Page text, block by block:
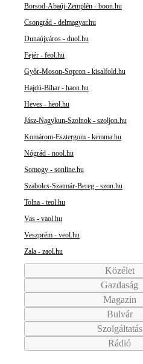
Borsod-Abaúj-Zemplén - boon.hu
Csongrád - delmagyar.hu
Dunaújváros - duol.hu
Fejér - feol.hu
Győr-Moson-Sopron - kisalfold.hu
Hajdú-Bihar - haon.hu
Heves - heol.hu
Jász-Nagykun-Szolnok - szoljon.hu
Komárom-Esztergom - kemma.hu
Nógrád - nool.hu
Somogy - sonline.hu
Szabolcs-Szatmár-Bereg - szon.hu
Tolna - teol.hu
Vas - vaol.hu
Veszprém - veol.hu
Zala - zaol.hu
Közélet
Gazdaság
Magazin
Bulvár
Szolgáltatás
Rádió